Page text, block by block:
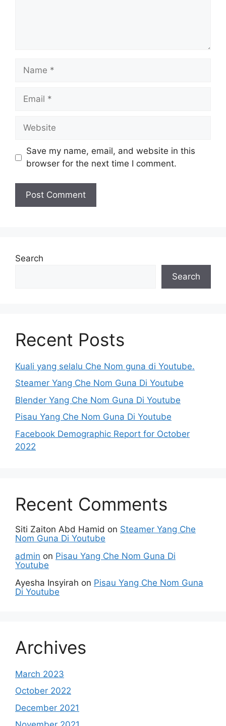
Name
Email
Website
Save my name, email, and website in this
browser for the next time I comment.
Search
Search
Recent Posts
Kuali yang selalu Che Nom guna di Youtube.
Steamer Yang Che Nom Guna Di Youtube
Blender Yang Che Nom Guna Di Youtube
Pisau Yang Che Nom Guna Di Youtube
Facebook Demographic Report for October
2022
Recent Comments
Siti Zaiton Abd Hamid on Steamer Yang Che
Nom Guna Di Youtube
admin on Pisau Yang Che Nom Guna Di
Youtube
Ayesha Insyirah on Pisau Yang Che Nom Guna
Di Youtube
Archives
March 2023
October 2022
December 2021